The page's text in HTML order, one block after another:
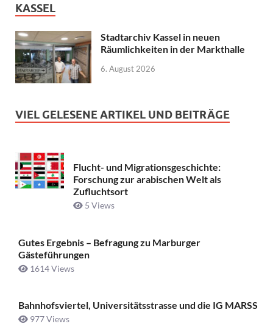
KASSEL
Stadtarchiv Kassel in neuen
Räumlichkeiten in der Markthalle
6. August 2026
VIEL GELESENE ARTIKEL UND BEITRÄGE
Flucht- und Migrationsgeschichte:
Forschung zur arabischen Welt als
Zufluchtsort
5 Views
Gutes Ergebnis – Befragung zu Marburger
Gästeführungen
1614 Views
Bahnhofsviertel, Universitätsstrasse und die IG MARSS
977 Views